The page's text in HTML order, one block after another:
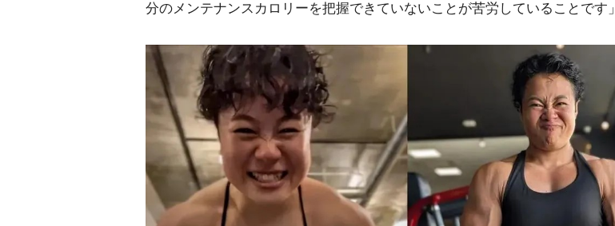
分のメンテナンスカロリーを把握できていないことが苦労していることです」